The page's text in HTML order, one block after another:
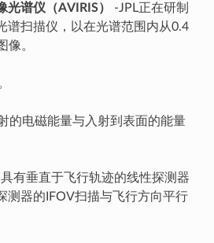
谱仪（AVIRIS）
-JPL正在研制
谱扫描仪，以在光谱范围内从0.4
像。
的电磁能量与入射到表面的能量
有垂直于飞行轨迹的线性探测器
测器的IFOV扫描与飞行方向平行